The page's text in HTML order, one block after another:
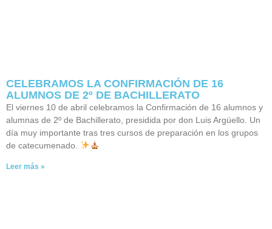
CELEBRAMOS LA CONFIRMACIÓN DE 16
ALUMNOS DE 2º DE BACHILLERATO
El viernes 10 de abril celebramos la Confirmación de 16 alumnos y
alumnas de 2º de Bachillerato, presidida por don Luis Argüello. Un
día muy importante tras tres cursos de preparación en los grupos
de catecumenado.
Leer más »